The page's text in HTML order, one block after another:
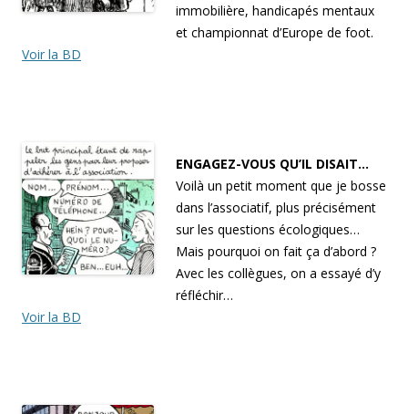
immobilière, handicapés mentaux
et championnat d’Europe de foot.
Voir la BD
ENGAGEZ-VOUS QU’IL DISAIT…
Voilà un petit moment que je bosse
dans l’associatif, plus précisément
sur les questions écologiques…
Mais pourquoi on fait ça d’abord ?
Avec les collègues, on a essayé d’y
réfléchir…
Voir la BD